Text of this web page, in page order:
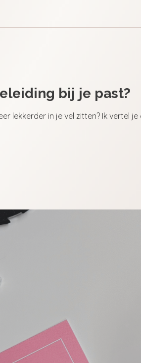
bij je past?
lekkerder in je vel zitten? Ik vertel